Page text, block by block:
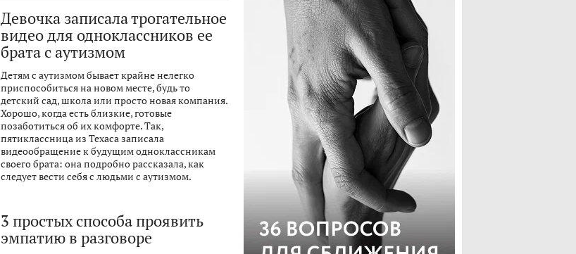
Девочка записала трогательное
видео для одноклассников ее
брата с аутизмом
Детям с аутизмом бывает крайне нелегко
приспособиться на новом месте, будь то
детский сад, школа или просто новая компания.
Хорошо, когда есть близкие, готовые
позаботиться об их комфорте. Так,
пятиклассница из Техаса записала
видеообращение к будущим одноклассникам
своего брата: она подробно рассказала, как
следует вести себя с людьми с аутизмом.
3 простых способа проявить
эмпатию в разговоре